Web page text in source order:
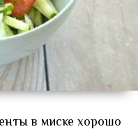
в миске хорошо